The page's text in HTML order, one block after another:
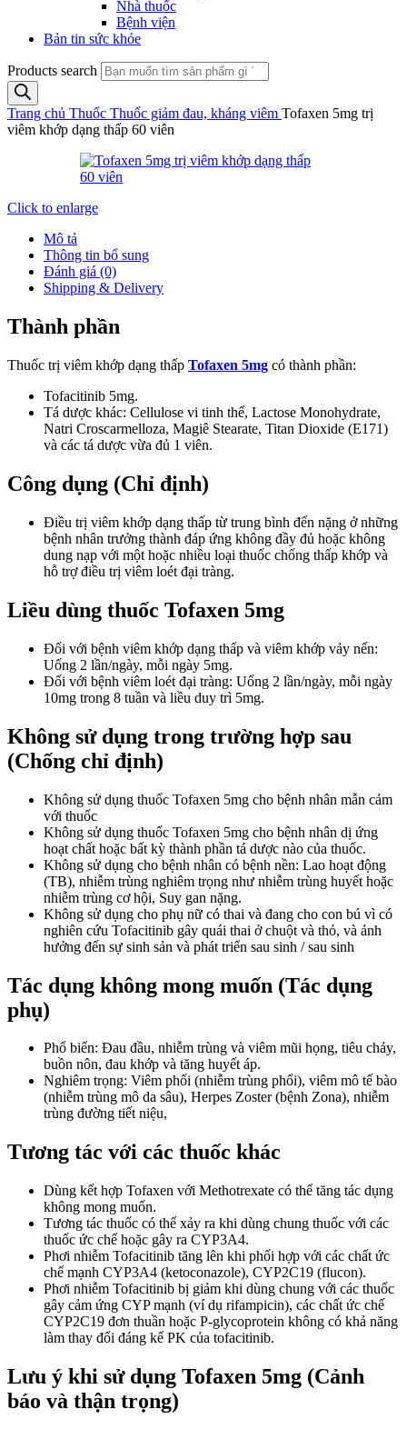
Nhà thuốc
Bệnh viện
Bản tin sức khỏe
Products search
Trang chủ Thuốc Thuốc giảm đau, kháng viêm Tofaxen 5mg trị
viêm khớp dạng thấp 60 viên
Click to enlarge
Mô tả
Thông tin bổ sung
Đánh giá (0)
Shipping & Delivery
Thành phần
Thuốc trị viêm khớp dạng thấp Tofaxen 5mg có thành phần:
Tofacitinib 5mg.
Tá dược khác: Cellulose vi tinh thể, Lactose Monohydrate,
Natri Croscarmelloza, Magiê Stearate, Titan Dioxide (E171)
và các tá dược vừa đủ 1 viên.
Công dụng (Chỉ định)
Điều trị viêm khớp dạng thấp từ trung bình đến nặng ở những
bệnh nhân trưởng thành đáp ứng không đầy đủ hoặc không
dung nạp với một hoặc nhiều loại thuốc chống thấp khớp và
hỗ trợ điều trị viêm loét đại tràng.
Liều dùng thuốc Tofaxen 5mg
Đối với bệnh viêm khớp dạng thấp và viêm khớp vảy nến:
Uống 2 lần/ngày, mỗi ngày 5mg.
Đối với bệnh viêm loét đại tràng: Uống 2 lần/ngày, mỗi ngày
10mg trong 8 tuần và liều duy trì 5mg.
Không sử dụng trong trường hợp sau
(Chống chỉ định)
Không sử dụng thuốc Tofaxen 5mg cho bệnh nhân mẫn cảm
với thuốc
Không sử dụng thuốc Tofaxen 5mg cho bệnh nhân dị ứng
hoạt chất hoặc bất kỳ thành phần tá dược nào của thuốc.
Không sử dụng cho bệnh nhân có bệnh nền: Lao hoạt động
(TB), nhiễm trùng nghiêm trọng như nhiễm trùng huyết hoặc
nhiễm trùng cơ hội, Suy gan nặng.
Không sử dụng cho phụ nữ có thai và đang cho con bú vì có
nghiên cứu Tofacitinib gây quái thai ở chuột và thỏ, và ảnh
hưởng đến sự sinh sản và phát triển sau sinh / sau sinh
Tác dụng không mong muốn (Tác dụng
phụ)
Phổ biến: Đau đầu, nhiễm trùng và viêm mũi họng, tiêu chảy,
buồn nôn, đau khớp và tăng huyết áp.
Nghiêm trọng: Viêm phổi (nhiễm trùng phổi), viêm mô tế bào
(nhiễm trùng mô da sâu), Herpes Zoster (bệnh Zona), nhiễm
trùng đường tiết niệu,
Tương tác với các thuốc khác
Dùng kết hợp Tofaxen với Methotrexate có thể tăng tác dụng
không mong muốn.
Tương tác thuốc có thể xảy ra khi dùng chung thuốc với các
thuốc ức chế hoặc gây ra CYP3A4.
Phơi nhiễm Tofacitinib tăng lên khi phối hợp với các chất ức
chế mạnh CYP3A4 (ketoconazole), CYP2C19 (flucon).
Phơi nhiễm Tofacitinib bị giảm khi dùng chung với các thuốc
gây cảm ứng CYP mạnh (ví dụ rifampicin), các chất ức chế
CYP2C19 đơn thuần hoặc P-glycoprotein không có khả năng
làm thay đổi đáng kể PK của tofacitinib.
Lưu ý khi sử dụng Tofaxen 5mg (Cảnh
báo và thận trọng)